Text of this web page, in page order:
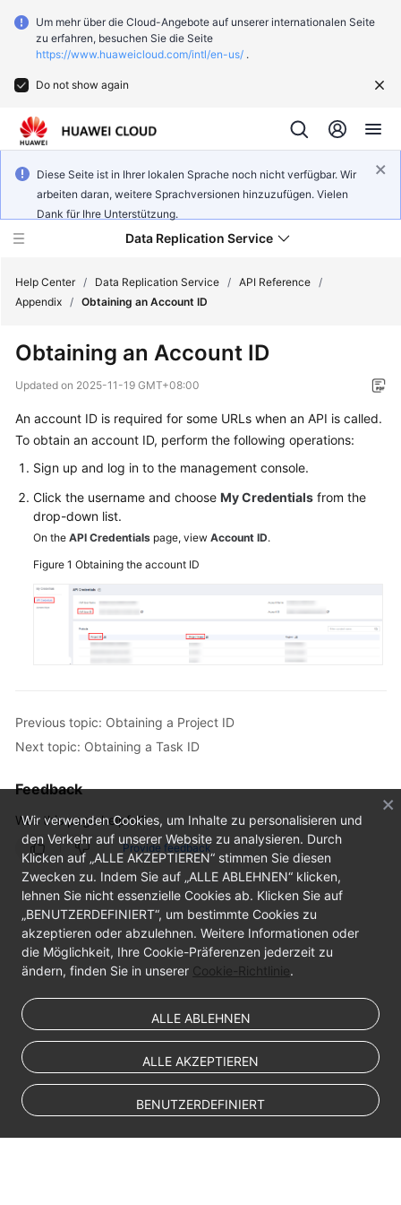
Um mehr über die Cloud-Angebote auf unserer internationalen Seite
zu erfahren, besuchen Sie die Seite
https://www.huaweicloud.com/intl/en-us/ .
Do not show again
Diese Seite ist in Ihrer lokalen Sprache noch nicht verfügbar. Wir
arbeiten daran, weitere Sprachversionen hinzuzufügen. Vielen
Dank für Ihre Unterstützung.
Data Replication Service
New
Overview
Service
Overview
Billing
Preparations
Real-
Real-
Synchronization
Data
Subscription
Real-
Time
Disaster
Recovery
Tasks
Help Center / Data Replication Service / API Reference /
Appendix / Obtaining an Account ID
Obtaining an Account ID
Updated on 2025-11-19 GMT+08:00
An account ID is required for some URLs when an API is called.
To obtain an account ID, perform the following operations:
Sign up and log in to the management console.
Click the username and choose My Credentials from the
drop-down list.
On the API Credentials page, view Account ID.
Figure 1 Obtaining the account ID
Previous topic: Obtaining a Project ID
Next topic: Obtaining a Task ID
Feedback
Was this page helpful?
Provide feedback
Wir verwenden Cookies, um Inhalte zu personalisieren und
den Verkehr auf unserer Website zu analysieren. Durch
Klicken auf „ALLE AKZEPTIEREN“ stimmen Sie diesen
Zwecken zu. Indem Sie auf „ALLE ABLEHNEN“ klicken,
lehnen Sie nicht essenzielle Cookies ab. Klicken Sie auf
„BENUTZERDEFINIERT“, um bestimmte Cookies zu
akzeptieren oder abzulehnen. Weitere Informationen oder
die Möglichkeit, Ihre Cookie-Präferenzen jederzeit zu
ändern, finden Sie in unserer Cookie-Richtlinie.
ALLE ABLEHNEN
ALLE AKZEPTIEREN
BENUTZERDEFINIERT